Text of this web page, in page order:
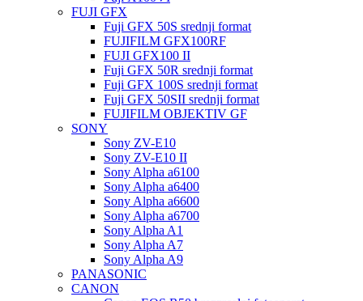
FUJI GFX
Fuji GFX 50S srednji format
FUJIFILM GFX100RF
FUJI GFX100 II
Fuji GFX 50R srednji format
Fuji GFX 100S srednji format
Fuji GFX 50SII srednji format
FUJIFILM OBJEKTIV GF
SONY
Sony ZV-E10
Sony ZV-E10 II
Sony Alpha a6100
Sony Alpha a6400
Sony Alpha a6600
Sony Alpha a6700
Sony Alpha A1
Sony Alpha A7
Sony Alpha A9
PANASONIC
CANON